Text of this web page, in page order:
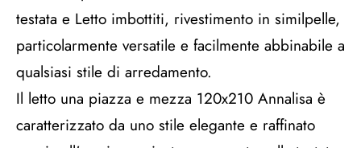
testata e Letto imbottiti, rivestimento in similpelle,
particolarmente versatile e facilmente abbinabile a
qualsiasi stile di arredamento.
Il letto una piazza e mezza 120x210 Annalisa è
caratterizzato da uno stile elegante e raffinato